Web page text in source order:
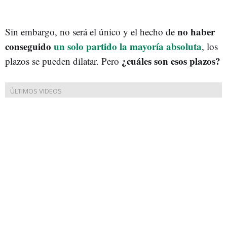
Sin embargo, no será el único y el hecho de no haber
conseguido un solo partido la mayoría absoluta, los
plazos se pueden dilatar. Pero ¿cuáles son esos plazos?